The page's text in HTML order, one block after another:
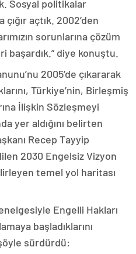
Sosyal politikalar
açtık. 2002’den
sorunlarına çözüm
başardık.” diye konuştu.
2005’de çıkararak
Türkiye’nin, Birleşmiş
İlişkin Sözleşmeyi
yer aldığını belirten
Recep Tayyip
2030 Engelsiz Vizyon
temel yol haritası
Engelli Hakları
başladıklarını
sürdürdü: